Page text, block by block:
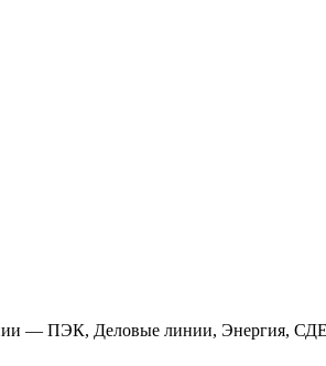
— ПЭК, Деловые линии, Энергия,